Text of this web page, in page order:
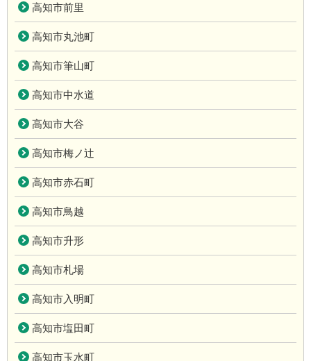
高知市前里
高知市丸池町
高知市筆山町
高知市中水道
高知市大谷
高知市梅ノ辻
高知市赤石町
高知市鳥越
高知市升形
高知市札場
高知市入明町
高知市塩田町
高知市玉水町